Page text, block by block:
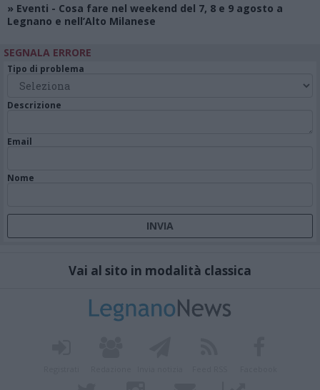
» Eventi - Cosa fare nel weekend del 7, 8 e 9 agosto a
Legnano e nell’Alto Milanese
SEGNALA ERRORE
Tipo di problema
Descrizione
Email
Nome
Vai al sito in modalità classica